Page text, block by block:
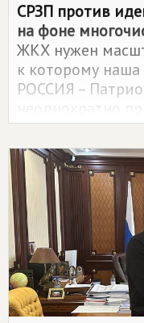
СРЗП против
на фоне
ЖКХ нужен
к которому
РОССИЯ –
неоднократно
Необходимо
контроль над
"уплывала" под
частников и
тарифы "к
Миронов на
социальной сети.